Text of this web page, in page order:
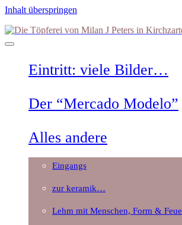
Inhalt überspringen
Die
Töpferei
Kirchzarten
Eintritt: viele Bilder…
Der “Mercado Modelo”
Alles andere
Eingangs
zur keramik…
Lehm mit Menschen, Form &